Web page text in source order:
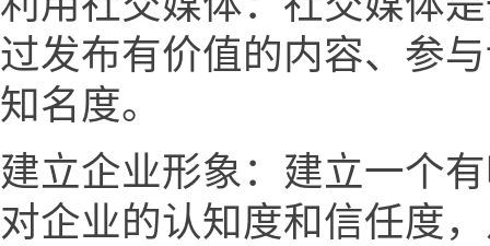
过发布有价值的内容、参
知名度。
建立企业形象：建立一个
对企业的认知度和信任度